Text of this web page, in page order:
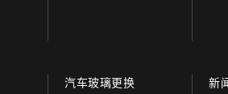
汽车玻璃更换
新